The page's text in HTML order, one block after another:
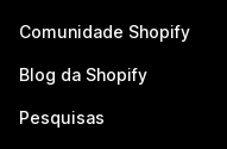
Comunidade Shopify
Blog da Shopify
Pesquisas